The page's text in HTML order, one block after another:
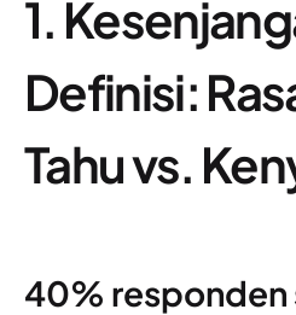
1.
Definisi:
Tahu vs.
40% responden